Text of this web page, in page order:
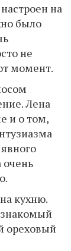
на
было
не
момент.
Лена
и о том,
кухню.
ореховый